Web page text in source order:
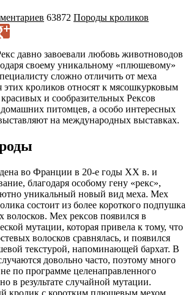
63872 Породы кроликов
давно завоевали любовь животноводов
своему уникальному «плюшевому»
сложно отличить от меха
кроликов относят к мясошкурковым
и сообразительных Рексов
домашних питомцев, а особо интересных
на международных выставках.
во Франции в 20-е годы XX в. и
благодаря особому гену «рекс»,
уникальный новый вид меха. Мех
состоит из более короткого подпушка
волосков. Мех рексов появился в
мутации, которая привела к тому, что
волосков сравнялась, и появился
текстурой, напоминающей бархат. В
довольно часто, поэтому много
по программе целенаправленного
в результате случайной мутации.
кролик с коротким плюшевым мехом